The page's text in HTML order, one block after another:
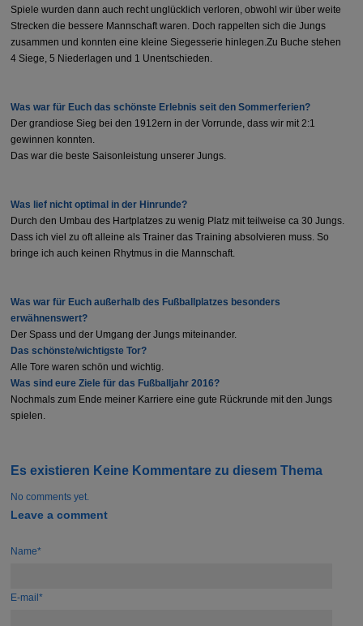
Spiele wurden dann auch recht unglücklich verloren, obwohl wir über weite
Strecken die bessere Mannschaft waren. Doch rappelten sich die Jungs
zusammen und konnten eine kleine Siegesserie hinlegen.Zu Buche stehen
4 Siege, 5 Niederlagen und 1 Unentschieden.
Was war für Euch das schönste Erlebnis seit den Sommerferien?
Der grandiose Sieg bei den 1912ern in der Vorrunde, dass wir mit 2:1
gewinnen konnten.
Das war die beste Saisonleistung unserer Jungs.
Was lief nicht optimal in der Hinrunde?
Durch den Umbau des Hartplatzes zu wenig Platz mit teilweise ca 30 Jungs.
Dass ich viel zu oft alleine als Trainer das Training absolvieren muss. So
bringe ich auch keinen Rhytmus in die Mannschaft.
Was war für Euch außerhalb des Fußballplatzes besonders
erwähnenswert?
Der Spass und der Umgang der Jungs miteinander.
Das schönste/wichtigste Tor?
Alle Tore waren schön und wichtig.
Was sind eure Ziele für das Fußballjahr 2016?
Nochmals zum Ende meiner Karriere eine gute Rückrunde mit den Jungs
spielen.
Es existieren Keine Kommentare zu diesem Thema
No comments yet.
Leave a comment
Name*
E-mail*